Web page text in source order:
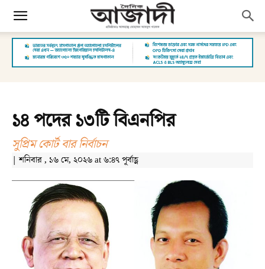
১৪ পদের ১৩টি বিএনপির
সুপ্রিম কোর্ট বার নির্বাচন
| শনিবার , ১৬ মে, ২০২৬ at ৬:৪৭ পূর্বাহ্ণ